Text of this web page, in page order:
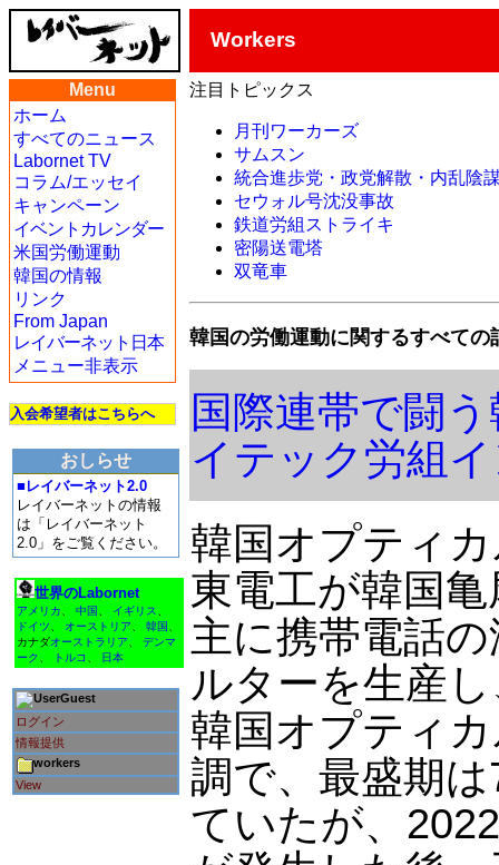
Workers
Menu
ホーム
すべてのニュース
Labornet TV
コラム/エッセイ
キャンペーン
イベントカレンダー
米国労働運動
韓国の情報
リンク
From Japan
レイバーネット日本
メニュー非表示
入会希望者はこちらへ
おしらせ
■レイバーネット2.0
レイバーネットの情報
は「レイバーネット
2.0」をご覧ください。
世界のLabornet
アメリカ 中国 イギリス
ドイツ
オーストリア 韓国
カナダオーストラリア
デンマ
ーク
トルコ 日本
Guest
ログイン
情報提供
workers
View
注目トピックス
月刊ワーカーズ
サムスン
統合進歩党・政党解散・内乱陰
セウォル号沈没事故
鉄道労組ストライキ
密陽送電塔
双竜車
韓国の労働運動に関するすべての
国際連帯で闘
イテック労組
韓国オプティ
東電工が韓国
主に携帯電話
ルターを生産
韓国オプティ
調で、最盛期
ていたが、